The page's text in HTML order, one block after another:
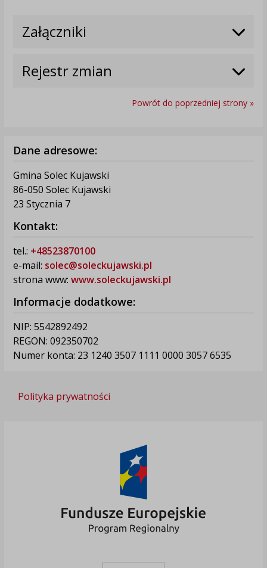
Załączniki
Rejestr zmian
Powrót do poprzedniej strony »
Dane adresowe:
Gmina Solec Kujawski
86-050 Solec Kujawski
23 Stycznia 7
Kontakt:
tel.: +48523870100
e-mail: solec@soleckujawski.pl
strona www: www.soleckujawski.pl
Informacje dodatkowe:
NIP: 5542892492
REGON: 092350702
Numer konta: 23 1240 3507 1111 0000 3057 6535
Polityka prywatności